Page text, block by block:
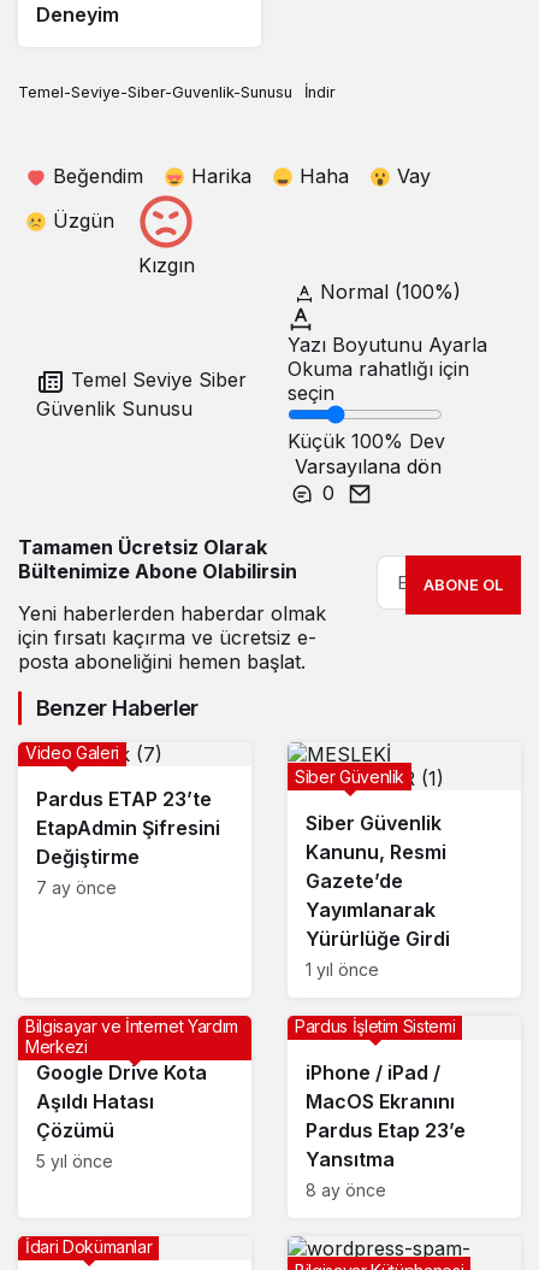
Deneyim
Temel-Seviye-Siber-Guvenlik-Sunusu İndir
Beğendim Harika Haha
Vay
Üzgün
Kızgın
Temel Seviye Siber
Güvenlik Sunusu
Normal (100%)
Yazı Boyutunu Ayarla
Okuma rahatlığı için
seçin
Küçük 100% Dev
Varsayılana dön
0
Tamamen Ücretsiz Olarak
Bültenimize Abone Olabilirsin
Yeni haberlerden haberdar olmak
için fırsatı kaçırma ve ücretsiz e-
posta aboneliğini hemen başlat.
ABONE OL
Benzer Haberler
Pardus ETAP 23’te
EtapAdmin Şifresini
Değiştirme
Video Galeri
7 ay önce
Siber Güvenlik
Kanunu, Resmi
Gazete’de
Yayımlanarak
Yürürlüğe Girdi
Siber Güvenlik
1 yıl önce
Google Drive Kota
Aşıldı Hatası
Çözümü
Bilgisayar ve İnternet Yardım
Merkezi
5 yıl önce
iPhone / iPad /
MacOS Ekranını
Pardus Etap 23’e
Yansıtma
Pardus İşletim Sistemi
8 ay önce
İdari Dokümanlar